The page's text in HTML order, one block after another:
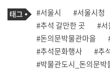
기
사
관
련
태
그
태
그
#서울시 #서울시청
#추석 갈만한 곳
#서
#돈의문박물관마을
#추석문화행사
#추
#박물관도시_돈의문박